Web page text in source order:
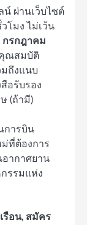
ผ่านเว็บไซต์
โมง ไม่เว้น
กรกฎาคม
คุณสมบัติ
ถึงแนบ
อรับรอง
(ถ้ามี)
การบิน
ที่ต้องการ
ากาศยาน
รรมแห่ง
รือน, สมัคร